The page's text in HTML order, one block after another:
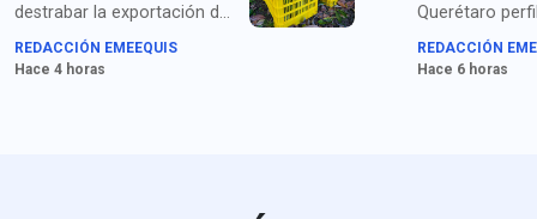
destrabar la exportación de
más de mil toneladas de
aguacate michoacano
REDACCIÓN EMEEQUIS
Hace 4 horas
Querétaro
Santiago
Astudillo
REDACCIÓN
Hace 6 horas